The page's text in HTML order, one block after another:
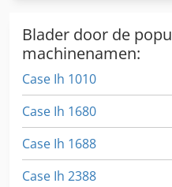
Blader door de
machinenamen:
Case Ih 1010
Case Ih 1680
Case Ih 1688
Case Ih 2388